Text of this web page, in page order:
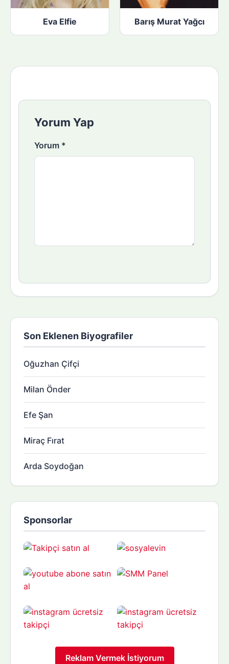
Eva Elfie Barış Murat Yağcı
Yorum Yap
Yorum *
Son Eklenen Biyografiler
Oğuzhan Çifçi
Milan Önder
Efe Şan
Miraç Fırat
Arda Soydoğan
Sponsorlar
Reklam Vermek İstiyorum